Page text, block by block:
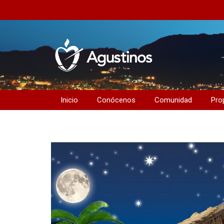
Inicio Conócenos Comunidad